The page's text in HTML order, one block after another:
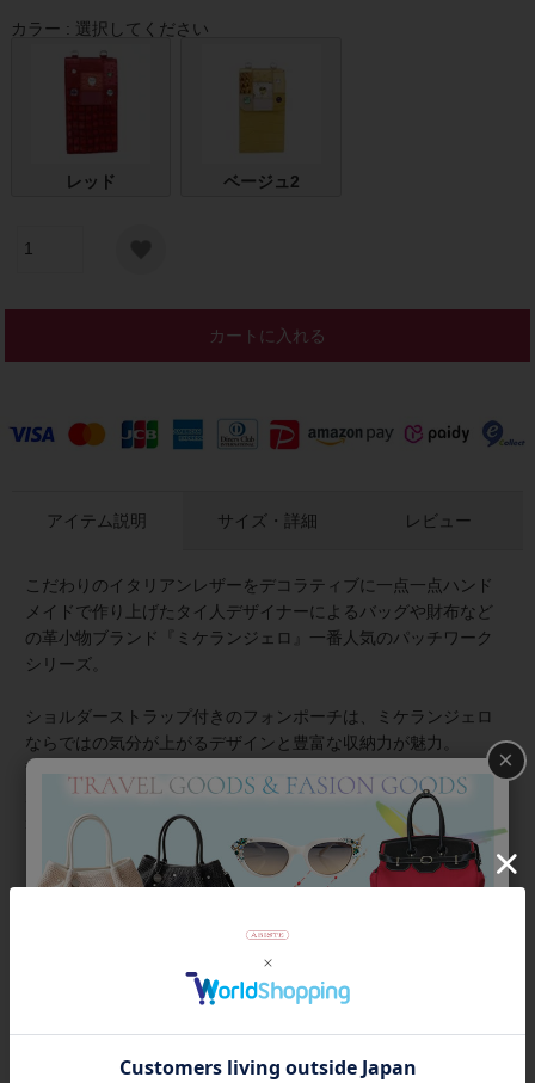
カラー 選択してください
レッド ベージュ2
カートに入れる
アイテム説明
こだわりのイタリアンレザーをデコラティブに一点一点ハンド
メイドで作り上げたタイ人デザイナーによるバッグや財布など
の革小物ブランド『ミケランジェロ』一番人気のパッチワーク
シリーズ。
ショルダーストラップ付きのフォンポーチは、ミケランジェロ
ならではの気分が上がるデザインと豊富な収納力が魅力。
背面を開くとたっぷり入るカードポケット、札入れ、小銭入れ
があり、財布としての機能も充実。これ一つでスマートにお出
かけできます。
スリムなストラップは肩当てがあり、スタイリッシュな見た目
と肩への負担の軽減を両立してくれます。
サイズ・詳細 レビュー
×